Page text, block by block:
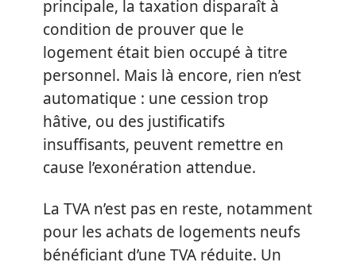
principale, la taxation disparaît à
condition de prouver que le
logement était bien occupé à titre
personnel. Mais là encore, rien n’est
automatique : une cession trop
hâtive, ou des justificatifs
insuffisants, peuvent remettre en
cause l’exonération attendue.
La TVA n’est pas en reste, notamment
pour les achats de logements neufs
bénéficiant d’une TVA réduite. Un